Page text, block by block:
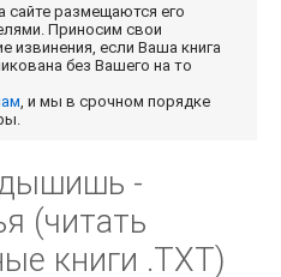
сайте размещаются его
Приносим свои
извинения, если Ваша книга
без Вашего на то
, и мы в срочном порядке
-
(читать
книги .TXT)